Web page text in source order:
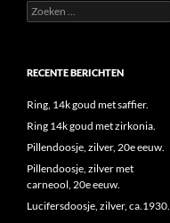
Zoeken
naar:
RECENTE BERICHTEN
Ring, 14k goud met saffier.
Ring 14k goud met zirkonia.
Pillendoosje, zilver, 20e eeuw.
Pillendoosje, zilver met
carneool, 20e eeuw.
Lucifersdoosje, zilver, ca.1930.